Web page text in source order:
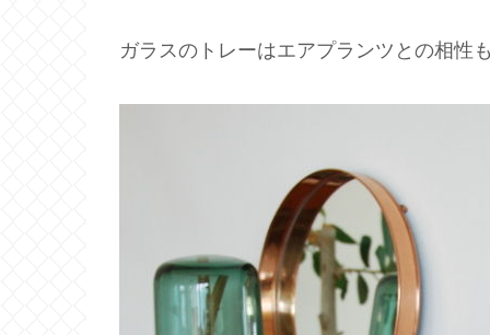
ガラスのトレーはエアプランツとの相性